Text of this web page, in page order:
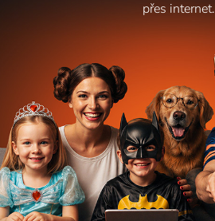
přes internet.